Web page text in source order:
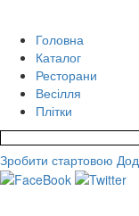
Головна
Каталог
Ресторани
Весілля
Плітки
Зробити стартовою